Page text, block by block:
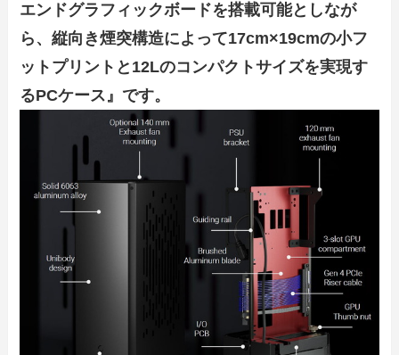
エンドグラフィックボードを搭載可能としなが
ら、縦向き煙突構造によって17cm×19cmの小フ
ットプリントと12Lのコンパクトサイズを実現す
るPCケース』です。